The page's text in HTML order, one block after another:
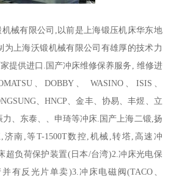
机械有限公司,以前是上海锻压机床华东地
为上海沃锻机械有限公司有雄厚的技术力
提供进口.国产冲床维修保养服务, 维修进
、DOBBY、 WASINO、ISIS、
、HNCP、金丰、协易、丰煜、立
、东泰、、申琦等冲床.国产上海二锻,扬
南,等T-1500T数控,机械,转塔,高速冲
超负荷保护装置(日本/台湾)2.冲床光电保
有反光片单卖)3.冲床电磁阀(TACO、